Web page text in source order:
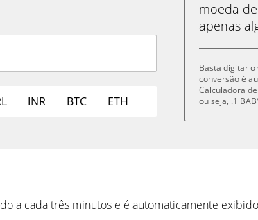
INR BTC ETH
moeda
apenas
Basta digitar o
conversão é
Calculadora
ou seja, .1
a cada três minutos e é automaticamente